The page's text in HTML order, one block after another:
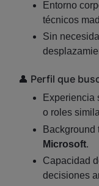
Entorno
técnicos
Sin
👤 Perfil que
Experiencia
o roles
Background
Microsoft.
Capacidad
decisiones